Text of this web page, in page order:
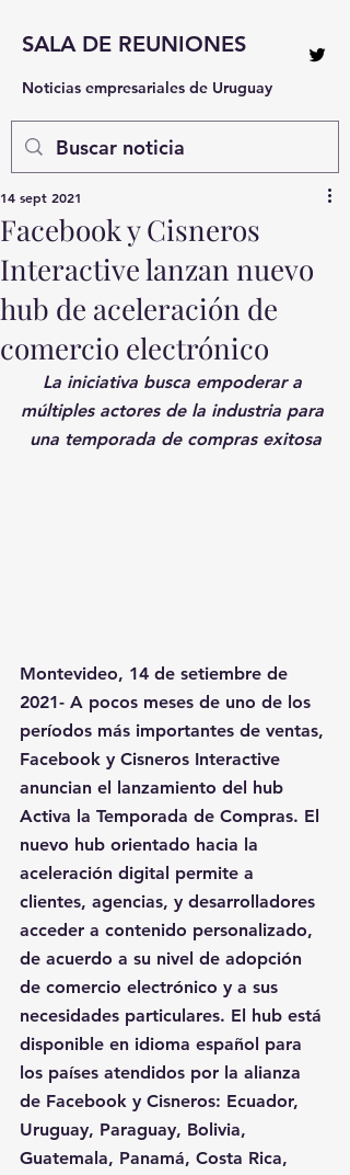
SALA DE REUNIONES
Noticias empresariales de Uruguay
Facebook y Cisneros
Interactive lanzan nuevo
hub de aceleración de
comercio electrónico
14 sept 2021
La iniciativa busca empoderar a
múltiples actores de la industria para
una temporada de compras exitosa
Montevideo, 14 de setiembre de
2021- A pocos meses de uno de los
períodos más importantes de ventas,
Facebook y Cisneros Interactive
anuncian el lanzamiento del hub
Activa la Temporada de Compras. El
nuevo hub orientado hacia la
aceleración digital permite a
clientes, agencias, y desarrolladores
acceder a contenido personalizado,
de acuerdo a su nivel de adopción
de comercio electrónico y a sus
necesidades particulares. El hub está
disponible en idioma español para
los países atendidos por la alianza
de Facebook y Cisneros: Ecuador,
Uruguay, Paraguay, Bolivia,
Guatemala, Panamá, Costa Rica,